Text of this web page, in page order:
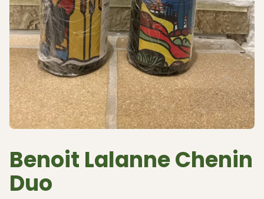
Benoit Lalanne Chenin
Duo